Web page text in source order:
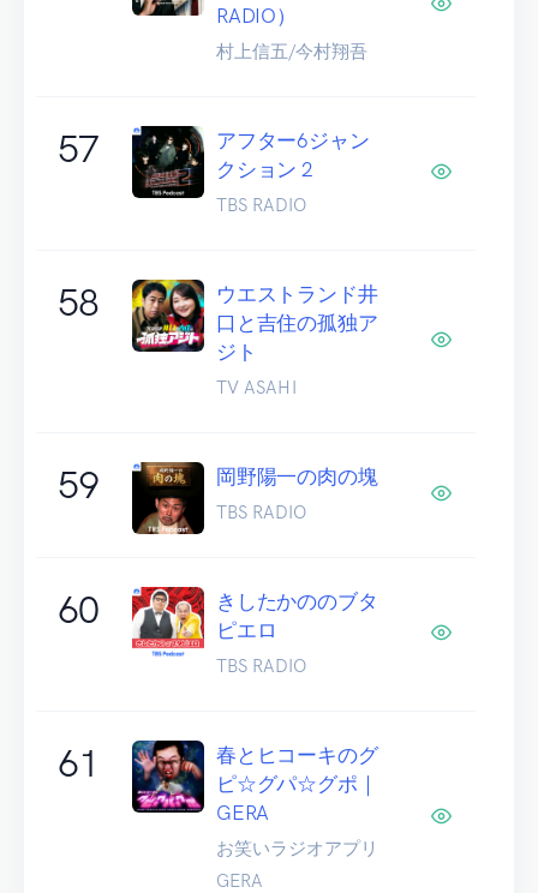
RADIO）
村上信五/今村翔吾
57
アフター6ジャン
クション 2
TBS RADIO
58
ウエストランド井
口と吉住の孤独ア
ジト
TV ASAHI
59 岡野陽一の肉の塊
TBS RADIO
60
きしたかののブタ
ピエロ
TBS RADIO
61
春とヒコーキのグ
ピ☆グパ☆グポ｜
GERA
お笑いラジオアプリ
GERA